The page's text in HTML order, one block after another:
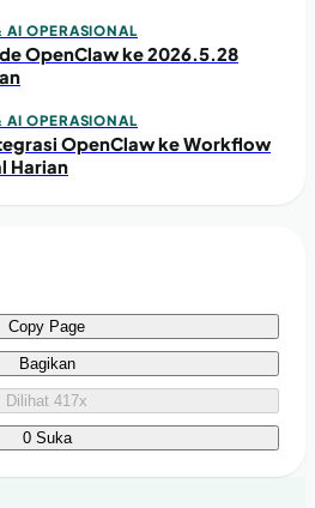
AI OPERASIONAL
OpenClaw ke 2026.5.28
AI OPERASIONAL
OpenClaw ke Workflow
Harian
Copy Page
Bagikan
Dilihat 417x
0 Suka